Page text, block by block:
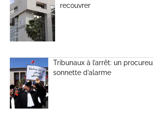
recouvrer
Tribunaux à l’arrêt: un
sonnette d’alarme